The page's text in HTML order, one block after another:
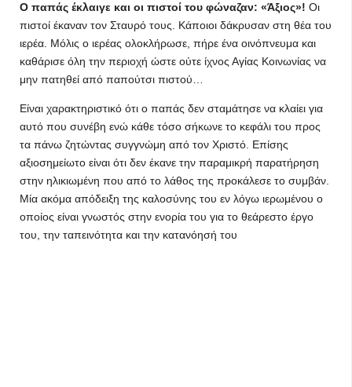
Ο παπάς έκλαιγε και οι πιστοί του φώναζαν: «Άξιος»! Οι
πιστοί έκαναν τον Σταυρό τους. Κάποιοι δάκρυσαν στη θέα του
ιερέα. Μόλις ο ιερέας ολοκλήρωσε, πήρε ένα οινόπνευμα και
καθάρισε όλη την περιοχή ώστε ούτε ίχνος Αγίας Κοινωνίας να
μην πατηθεί από παπούτσι πιστού…
Είναι χαρακτηριστικό ότι ο παπάς δεν σταμάτησε να κλαίει για
αυτό που συνέβη ενώ κάθε τόσο σήκωνε το κεφάλι του προς
τα πάνω ζητώντας συγγνώμη από τον Χριστό. Επίσης
αξιοσημείωτο είναι ότι δεν έκανε την παραμικρή παρατήρηση
στην ηλικιωμένη που από το λάθος της προκάλεσε το συμβάν.
Μία ακόμα απόδειξη της καλοσύνης του εν λόγω ιερωμένου ο
οποίος είναι γνωστός στην ενορία του για το θεάρεστο έργο
του, την ταπεινότητα και την κατανόησή του